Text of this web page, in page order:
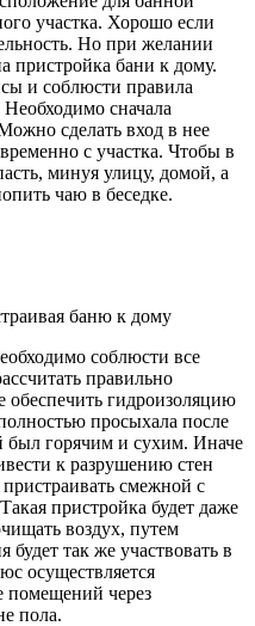
участка. Хорошо если
Но при желании
пристройка бани к дому.
и соблюсти правила
сначала
сделать вход в нее
с участка. Чтобы в
минуя улицу, домой, а
чаю в беседке.
баню к дому
соблюсти все
правильно
обеспечить гидроизоляцию
просыхала после
был горячим и сухим. Иначе
к разрушению стен
смежной с
пристройка будет даже
воздух, путем
так же участвовать в
осуществляется
помещений через
пола.